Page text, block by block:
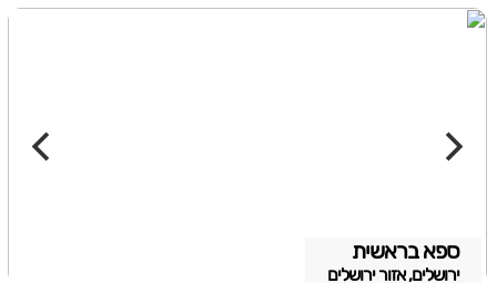
ספא בראשית
ירושלים, אזור ירושלים